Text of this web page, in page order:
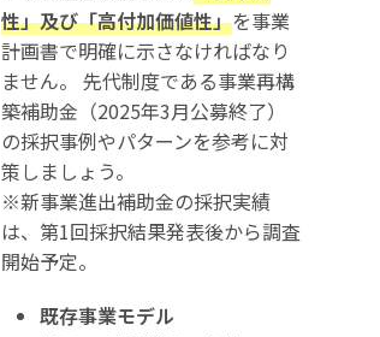
性」及び「高付加価値性」を事業
計画書で明確に示さなければなり
ません。 先代制度である事業再構
築補助金（2025年3月公募終了）
の採択事例やパターンを参考に対
策しましょう。
※新事業進出補助金の採択実績
は、第1回採択結果発表後から調査
開始予定。
既存事業モデル